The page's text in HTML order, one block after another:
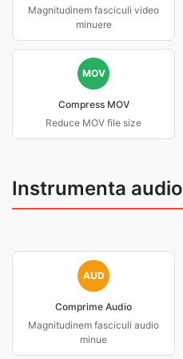
Magnitudinem fasciculi video
minuere
MOV
Compress MOV
Reduce MOV file size
Instrumenta audio
AUD
Comprime Audio
Magnitudinem fasciculi audio
minue